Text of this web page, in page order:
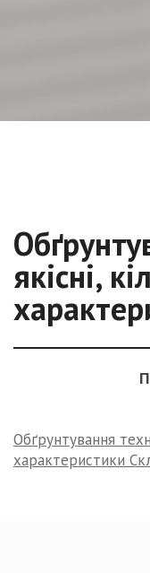
якісні,
Обґрунтування
характеристики